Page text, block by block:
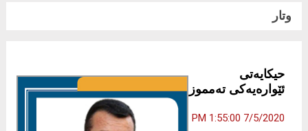
وتار
‌حیکایەتی
ئێوارەیەکی تەمموز
7/5/2020 1:55:00 PM